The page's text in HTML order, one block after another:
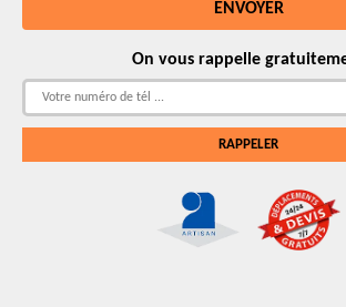
On vous rappelle